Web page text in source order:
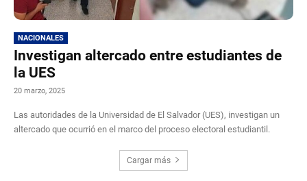
NACIONALES
Investigan altercado entre estudiantes de
la UES
20 marzo, 2025
Las autoridades de la Universidad de El Salvador (UES), investigan un
altercado que ocurrió en el marco del proceso electoral estudiantil.
Cargar más